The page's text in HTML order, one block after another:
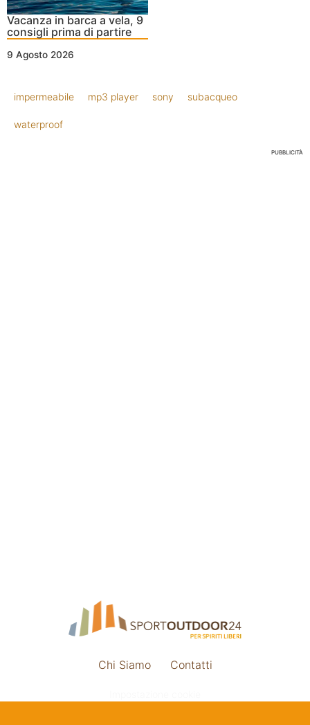
Vacanza in barca a vela, 9
consigli prima di partire
9 Agosto 2026
impermeabile mp3 player sony subacqueo
waterproof
PUBBLICITÀ
Chi Siamo Contatti